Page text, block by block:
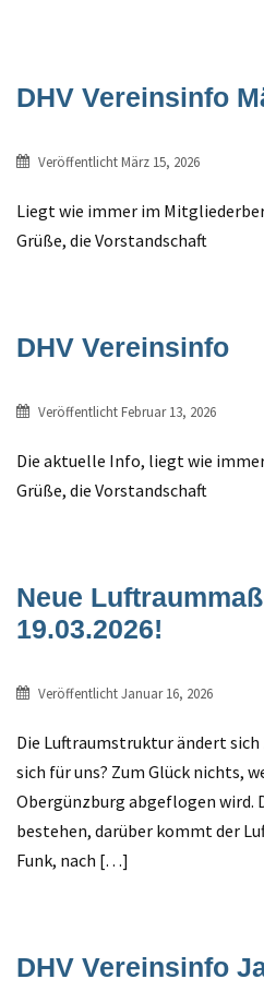
DHV Vereinsinfo
Veröffentlicht März 15, 2026
Liegt wie immer im
Grüße, die Vorstandschaft
DHV Vereinsinfo
Veröffentlicht Februar 13, 2026
Die aktuelle Info, liegt wie
Grüße, die Vorstandschaft
Neue
19.03.2026!
VeröffentlichtJanuar 16, 2026
Die Luftraumstruktur ändert sich
sich für uns? Zum Glück nichts,
Obergünzburg abgeflogen wird.
bestehen, darüber kommt der
Funk, nach […]
DHV Vereinsinfo